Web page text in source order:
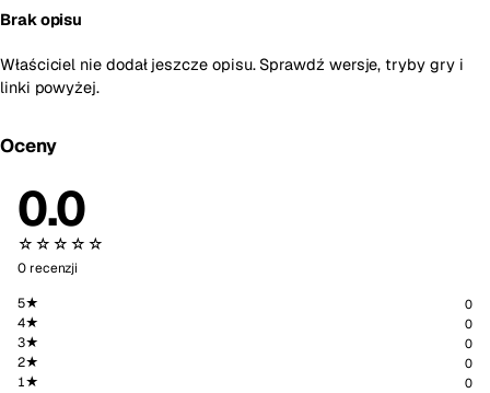
Brak opisu
Właściciel nie dodał jeszcze opisu. Sprawdź wersje, tryby gry i
linki powyżej.
Oceny
0.0
☆☆☆☆☆
0 recenzji
5★
0
4★ 0
3★ 0
2★ 0
1★ 0